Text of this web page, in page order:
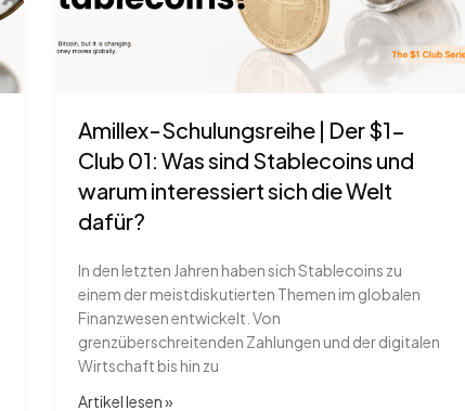
Amillex-Schulungsreihe | Der $1-
Club 01: Was sind Stablecoins und
warum interessiert sich die Welt
dafür?
In den letzten Jahren haben sich Stablecoins zu
einem der meistdiskutierten Themen im globalen
Finanzwesen entwickelt. Von
grenzüberschreitenden Zahlungen und der digitalen
Wirtschaft bis hin zu
Artikel lesen​ »